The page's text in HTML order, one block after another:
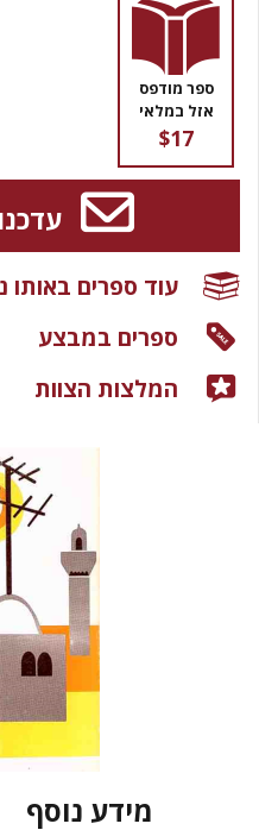
מידע נוסף
ספר מודפס
אזל במלאי
$17
עוד ספרים באותו
ספרים במבצע
המלצות הצוות